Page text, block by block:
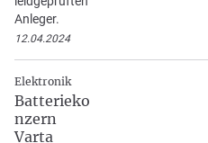
Anleger.
12.04.2024
Elektronik
Batterieko
nzern
Varta